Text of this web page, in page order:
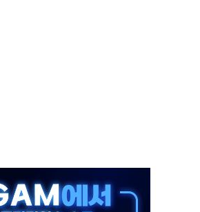
망
22개 과제 손본다
신경전 고조